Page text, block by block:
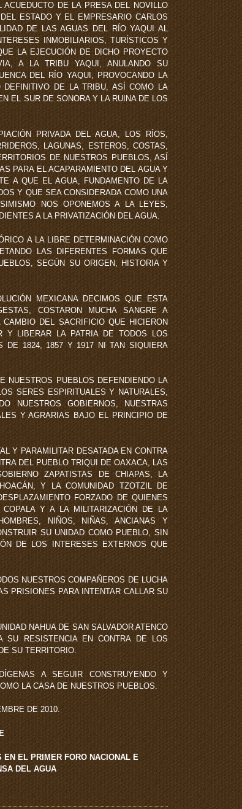
DE LA PRESA DEL NOVILLO
ESTADO Y EL EMPRESARIO CARLOS
DE LAS AGUAS DEL RÍO YAQUI AL
INMOBILIARIOS, TURÍSTICOS Y
LA EJECUCIÓN DE DICHO PROYECTO
A LA TRIBU YAQUI, ANULANDO SU
DEL RÍO YAQUI, PROVOCANDO LA
DEFINITIVO DE LA TRIBU, ASÍ COMO LA
EL SUR DE SONORA Y LA RUINA DE LOS
PRIVADA DEL AGUA, LOS RÍOS,
LAGUNAS, ESTEROS, COSTAS,
DE NUESTROS PUEBLOS, ASÍ
PARA EL ACAPARAMIENTO DEL AGUA Y
A QUE EL AGUA, FUNDAMENTO DE LA
Y QUE SEA CONSIDERADA COMO UNA
NOS OPONEMOS A LA LEYES,
A LA PRIVATIZACIÓN DEL AGUA.
A LA LIBRE DETERMINACIÓN COMO
LAS DIFERENTES FORMAS QUE
SEGÚN SU ORIGEN, HISTORIA Y
MEXICANA DECIMOS QUE ESTA
COSTARON MUCHA SANGRE A
DEL SACRIFICIO QUE HICIERON
Y LIBERAR LA PATRIA DE TODOS LOS
DE 1824, 1857 Y 1917 NI TAN SIQUIERA
NUESTROS PUEBLOS DEFENDIENDO LA
SERES ESPIRITUALES Y NATURALES,
NUESTROS GOBIERNOS, NUESTRAS
Y AGRARIAS BAJO EL PRINCIPIO DE
Y PARAMILITAR DESATADA EN CONTRA
DEL PUEBLO TRIQUI DE OAXACA, LAS
ZAPATISTAS DE CHIAPAS, LA
Y LA COMUNIDAD TZOTZIL DE
FORZADO DE QUIENES
COPALA Y A LA MILITARIZACIÓN DE LA
NIÑOS, NIÑAS, ANCIANAS Y
SU UNIDAD COMO PUEBLO, SIN
DE LOS INTERESES EXTERNOS QUE
NUESTROS COMPAÑEROS DE LUCHA
PRISIONES PARA INTENTAR CALLAR SU
NAHUA DE SAN SALVADOR ATENCO
SU RESISTENCIA EN CONTRA DE LOS
SU TERRITORIO.
A SEGUIR CONSTRUYENDO Y
LA CASA DE NUESTROS PUEBLOS.
DE 2010.
EN EL PRIMER FORO NACIONAL E
DEL AGUA